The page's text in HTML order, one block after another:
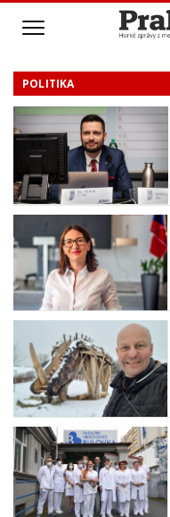
POLITIKA